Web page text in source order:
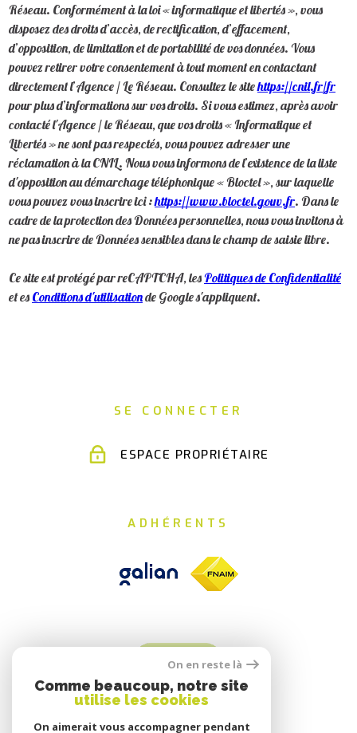
Réseau. Conformément à la loi « informatique et libertés », vous
disposez des droits d’accès, de rectification, d’effacement,
d’opposition, de limitation et de portabilité de vos données. Vous
pouvez retirer votre consentement à tout moment en contactant
directement l’Agence / Le Réseau. Consultez le sitehttps://cnil.fr/fr
pour plus d’informations sur vos droits. Si vous estimez, après avoir
contacté l'Agence / le Réseau, que vos droits « Informatique et
Libertés » ne sont pas respectés, vous pouvez adresser une
réclamation à la CNIL. Nous vous informons de l’existence de la liste
d'opposition au démarchage téléphonique « Bloctel », sur laquelle
vous pouvez vous inscrire ici :https://www.bloctel.gouv.fr. Dans le
cadre de la protection des Données personnelles, nous vous invitons à
ne pas inscrire de Données sensibles dans le champ de saisie libre.
Ce site est protégé par reCAPTCHA, lesPolitiques de Confidentialité
et es Conditions d'utilisationde Google s'appliquent.
SE CONNECTER
ESPACE PROPRIÉTAIRE
ADHÉRENTS
On en reste là
Comme beaucoup, notre site
utilise les cookies
On aimerait vous accompagner pendant